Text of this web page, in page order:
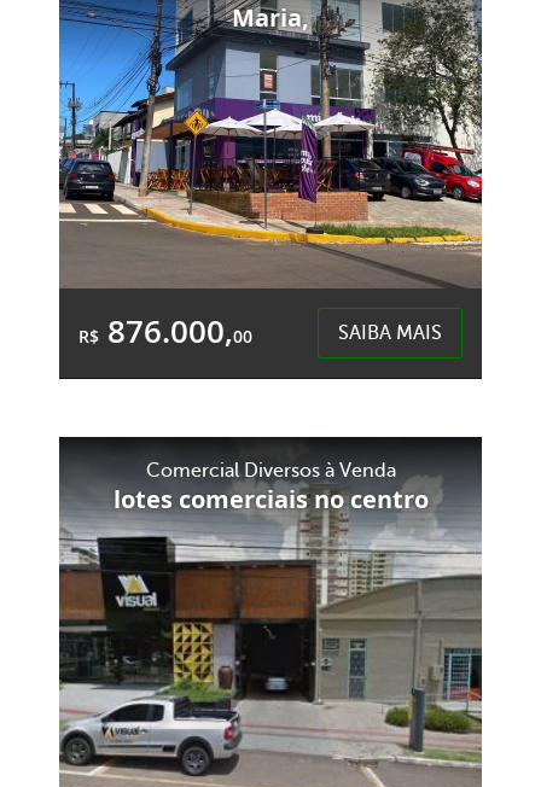
Dist. Industrial Sergio Davi - Xaxim
Maria,
R$ 876.000,00 SAIBA MAIS
141,98m²
Privativa:
103,60m²
Santa Maria - Chapecó
Comercial Diversos à Venda
lotes comerciais no centro